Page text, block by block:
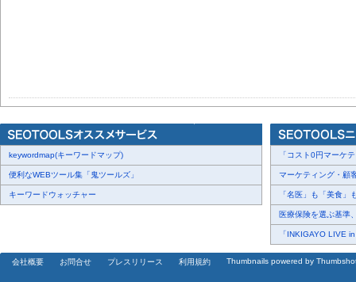
keywordmap(キーワードマップ)
便利なWEBツール集「鬼ツールズ」
キーワードウォッチャー
「コスト0円マーケ
マーケティング・顧
「名医」も「美食」
医療保険を選ぶ基準
「INKIGAYO LIVE
会社概要 お問合せ プレスリリース 利用規約 Thumbnails powered by